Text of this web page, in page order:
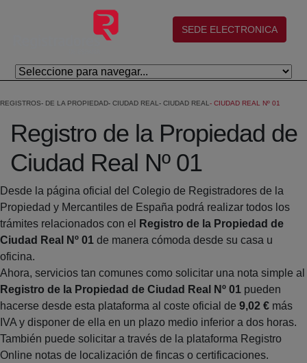
Skip to Main Content
(abre en nueva ventana)
SEDE ELECTRONICA
REGISTROS DE LA PROPIEDAD CIUDAD REAL CIUDAD REAL CIUDAD REAL Nº 01
Registro de la Propiedad de
Ciudad Real Nº 01
Desde la página oficial del Colegio de Registradores de la
Propiedad y Mercantiles de España podrá realizar todos los
trámites relacionados con el
Registro de la Propiedad de
Ciudad Real Nº 01 de manera cómoda desde su casa u
oficina.
Ahora, servicios tan comunes como solicitar una nota simple al
Registro de la Propiedad de Ciudad Real Nº 01 pueden
hacerse desde esta plataforma al coste oficial de 9,02 € más
IVA y disponer de ella en un plazo medio inferior a dos horas.
También puede solicitar a través de la plataforma Registro
Online notas de localización de fincas o certificaciones.